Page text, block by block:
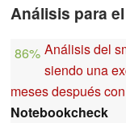
Análisis para
86% Análisis del
siendo una
meses después
Notebookcheck